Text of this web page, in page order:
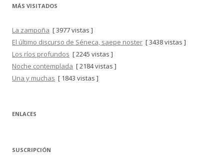
MÁS VISITADOS
La zampoña [ 3977 vistas ]
El último discurso de Séneca, saepe noster [ 3438 vistas ]
Los ríos profundos [ 2245 vistas ]
Noche contemplada [ 2184 vistas ]
Una y muchas [ 1843 vistas ]
ENLACES
SUSCRIPCIÓN